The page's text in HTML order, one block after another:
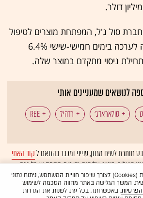
סול ג'ל, המפתחת מוצרים לטיפול
במחלות עור, הוסיפה לערכה בימים חמישי-שישי 6.4%
ניסוי מתקדם במוצר שלה.
לנושאים שמעניינים אותי
סולאראדג' רדהיל
REE
חותרת לשיח מגוון, ענייני ומכבד בהתאם לקוד האתי
פועלים. ביטויי אלימות, גזענות, הסתה או כל שיח
אוטומטיתולא יפורסמו באתר.
האתר עושה שימוש בעוגיות (Cookies) לצורך שיפור חוויית המשתמש, ניתוח נתוני
המשך הגלישה באתר מהווה הסכמה לשימוש
הפרטיות. באפשרותך, בכל עת, לשנות את הגדרות